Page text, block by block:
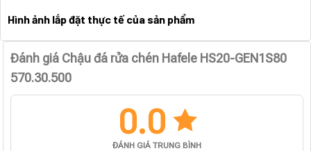
Hình ảnh lắp đặt thực tế của sản phẩm
Đánh giá Chậu đá rửa chén Hafele HS20-GEN1S80
570.30.500
0.0
ĐÁNH GIÁ TRUNG BÌNH